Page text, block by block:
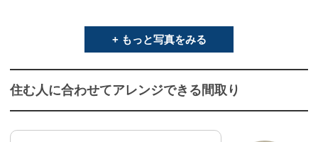
+ もっと写真をみる
住む人に合わせてアレンジできる間取り